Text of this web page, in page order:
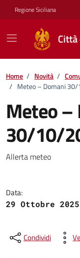
Vai ai contenuti
Vai al footer
Regione Siciliana
Home / Novità /
/ Meteo – Domani
Meteo –
30/10/
Dettagli
Allerta meteo
Data:
29 Ottobre 2025
Condividi